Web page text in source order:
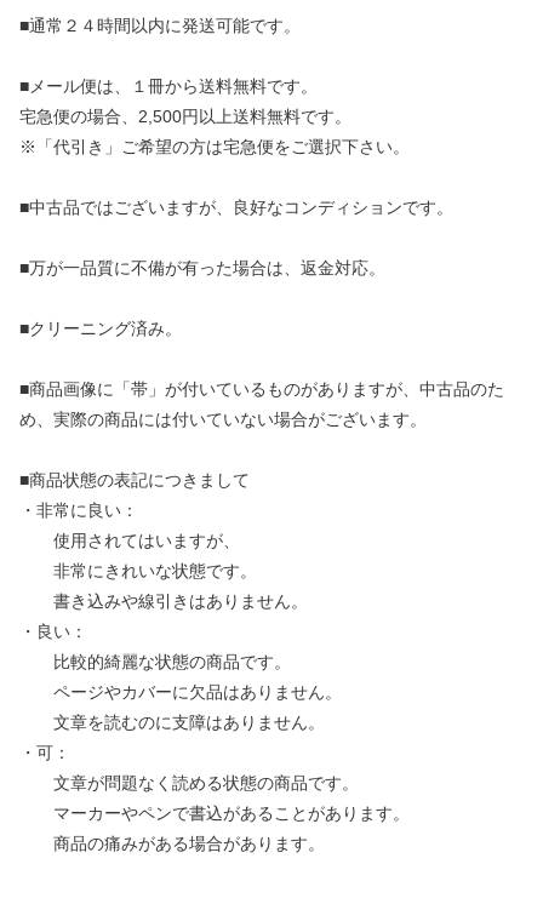
■通常２４時間以内に発送可能です。
■メール便は、１冊から送料無料です。
宅急便の場合、2,500円以上送料無料です。
※「代引き」ご希望の方は宅急便をご選択下さい。
■中古品ではございますが、良好なコンディションです。
■万が一品質に不備が有った場合は、返金対応。
■クリーニング済み。
■商品画像に「帯」が付いているものがありますが、中古品のた
め、実際の商品には付いていない場合がございます。
■商品状態の表記につきまして
・非常に良い：
使用されてはいますが、
非常にきれいな状態です。
書き込みや線引きはありません。
・良い：
比較的綺麗な状態の商品です。
ページやカバーに欠品はありません。
文章を読むのに支障はありません。
・可：
文章が問題なく読める状態の商品です。
マーカーやペンで書込があることがあります。
商品の痛みがある場合があります。